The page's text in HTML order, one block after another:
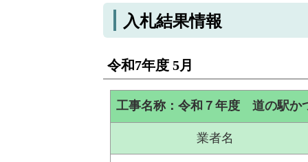
入札結果情報
令和7年度 5月
工事名称：令和７年度 道の駅か
業者名